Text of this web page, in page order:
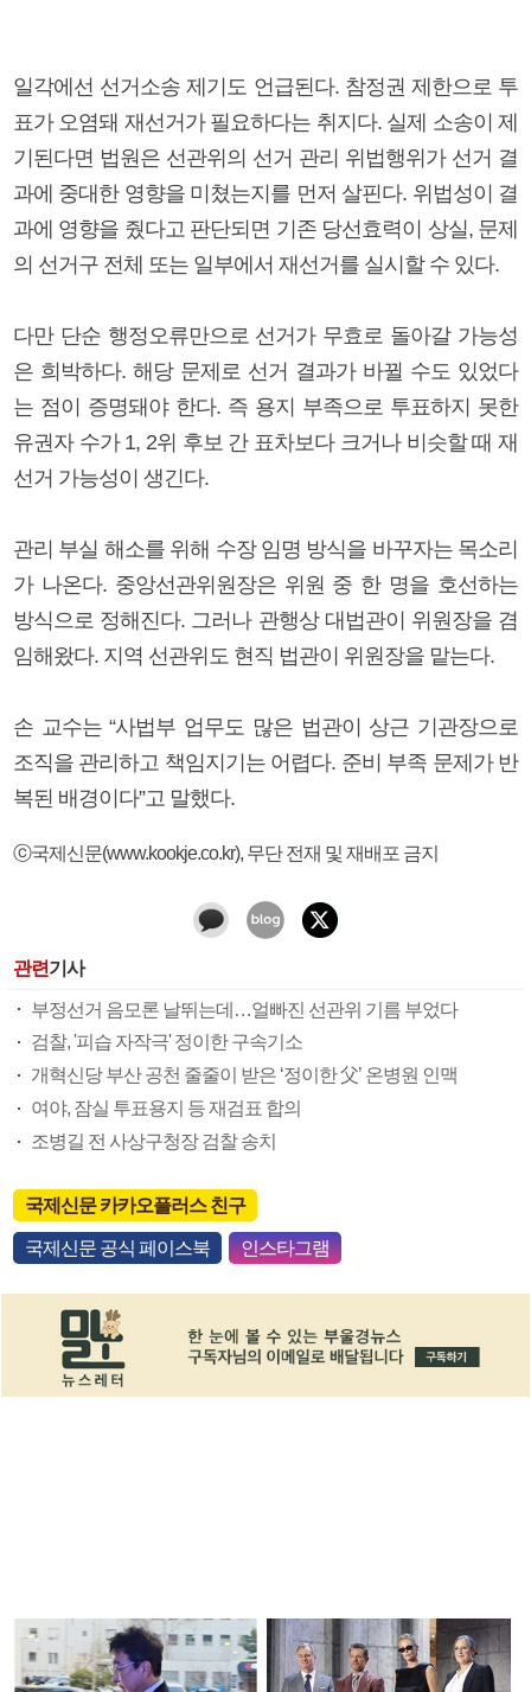
일각에선 선거소송 제기도 언급된다. 참정권 제한으로 투
표가 오염돼 재선거가 필요하다는 취지다. 실제 소송이 제
기된다면 법원은 선관위의 선거 관리 위법행위가 선거 결
과에 중대한 영향을 미쳤는지를 먼저 살핀다. 위법성이 결
과에 영향을 줬다고 판단되면 기존 당선효력이 상실, 문제
의 선거구 전체 또는 일부에서 재선거를 실시할 수 있다.
다만 단순 행정오류만으로 선거가 무효로 돌아갈 가능성
은 희박하다. 해당 문제로 선거 결과가 바뀔 수도 있었다
는 점이 증명돼야 한다. 즉 용지 부족으로 투표하지 못한
유권자 수가 1, 2위 후보 간 표차보다 크거나 비슷할 때 재
선거 가능성이 생긴다.
관리 부실 해소를 위해 수장 임명 방식을 바꾸자는 목소리
가 나온다. 중앙선관위원장은 위원 중 한 명을 호선하는
방식으로 정해진다. 그러나 관행상 대법관이 위원장을 겸
임해왔다. 지역 선관위도 현직 법관이 위원장을 맡는다.
손 교수는 “사법부 업무도 많은 법관이 상근 기관장으로
조직을 관리하고 책임지기는 어렵다. 준비 부족 문제가 반
복된 배경이다”고 말했다.
ⓒ국제신문(www.kookje.co.kr), 무단 전재 및 재배포 금지
관련기사
부정선거 음모론 날뛰는데…얼빠진 선관위 기름 부었다
검찰, '피습 자작극' 정이한 구속기소
개혁신당 부산 공천 줄줄이 받은 ‘정이한 父’ 온병원 인맥
여야, 잠실 투표용지 등 재검표 합의
조병길 전 사상구청장 검찰 송치
국제신문 카카오플러스 친구
국제신문 공식 페이스북 인스타그램